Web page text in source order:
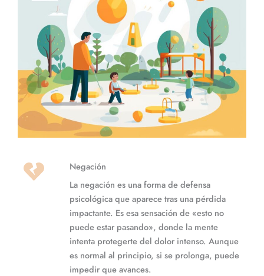
Negación
La negación es una forma de defensa
psicológica que aparece tras una pérdida
impactante. Es esa sensación de «esto no
puede estar pasando», donde la mente
intenta protegerte del dolor intenso. Aunque
es normal al principio, si se prolonga, puede
impedir que avances.